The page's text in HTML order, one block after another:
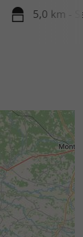
5,0 km -